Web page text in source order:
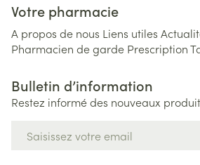
Votre pharmacie
A propos de nous Liens utiles
Pharmacien de garde Prescription
Bulletin d’information
Restez informé des nouveaux